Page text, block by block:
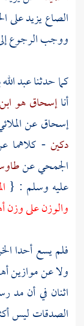
الصاع يزيد على
ووجب الرجوع
كما حدثناعبد
أناإسحاق هو
إسحاقعن
دكين- كلاهما
الجمحيعن
عليه وسلم : {
والوزن على
فلم يسع أحدا
ولا عن موازين
اثنان في أن مد
الصدقات ليس